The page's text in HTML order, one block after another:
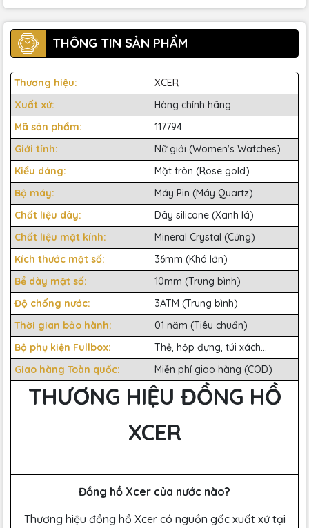
THÔNG TIN SẢN PHẨM
Thương hiệu:
XCER
Xuất xứ:
Hàng chính hãng
Mã sản phẩm:
117794
Giới tính:
Nữ giới (Women's Watches)
Kiểu dáng:
Mặt tròn (Rose gold)
Bộ máy:
Máy Pin (Máy Quartz)
Chất liệu dây:
Dây silicone (Xanh lá)
Chất liệu mặt kính:
Mineral Crystal (Cứng)
Kích thước mặt số:
36mm (Khá lớn)
Bề dày mặt số:
10mm (Trung bình)
Độ chống nước:
3ATM (Trung bình)
Thời gian bảo hành:
01 năm (Tiêu chuẩn)
Bộ phụ kiện Fullbox:
Thẻ, hộp đựng, túi xách...
Giao hàng Toàn quốc:
Miễn phí giao hàng (COD)
THƯƠNG HIỆU ĐỒNG HỒ
XCER
Đồng hồ Xcer của nước nào?
Thương hiệu đồng hồ Xcer có nguồn gốc xuất xứ tại